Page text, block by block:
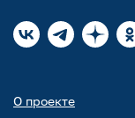
О проекте